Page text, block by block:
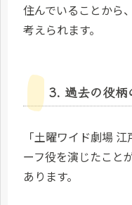
住んでいることから
考えられます。
3. 過去の役柄
「土曜ワイド劇場
ーフ役を演じたこと
あります。